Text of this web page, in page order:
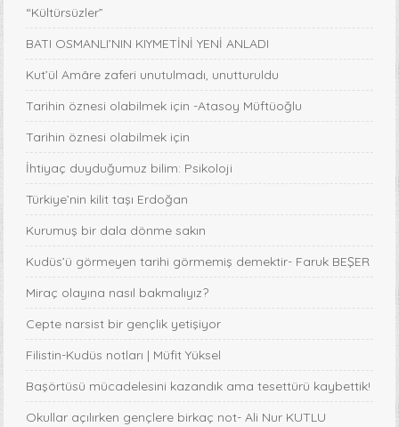
“Kültürsüzler”
BATI OSMANLI’NIN KIYMETİNİ YENİ ANLADI
Kut’ül Amâre zaferi unutulmadı, unutturuldu
Tarihin öznesi olabilmek için -Atasoy Müftüoğlu
Tarihin öznesi olabilmek için
İhtiyaç duyduğumuz bilim: Psikoloji
Türkiye’nin kilit taşı Erdoğan
Kurumuş bir dala dönme sakın
Kudüs’ü görmeyen tarihi görmemiş demektir- Faruk BEŞER
Miraç olayına nasıl bakmalıyız?
Cepte narsist bir gençlik yetişiyor
Filistin-Kudüs notları | Müfit Yüksel
Başörtüsü mücadelesini kazandık ama tesettürü kaybettik!
Okullar açılırken gençlere birkaç not- Ali Nur KUTLU